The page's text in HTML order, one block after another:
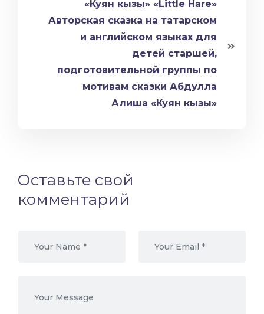
«Куян кызы» «Little Hare»
Авторская сказка на татарском
и английском языках для
детей старшей,
подготовительной группы по
мотивам сказки Абдулла
Алиша «Куян кызы»
Оставьте свой
комментарий